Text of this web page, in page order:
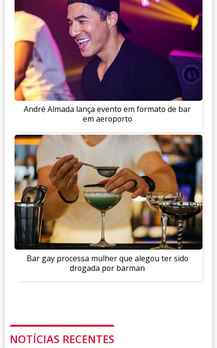
André Almada lança evento em formato de bar
em aeroporto
Bar gay processa mulher que alegou ter sido
drogada por barman
NOTÍCIAS RECENTES